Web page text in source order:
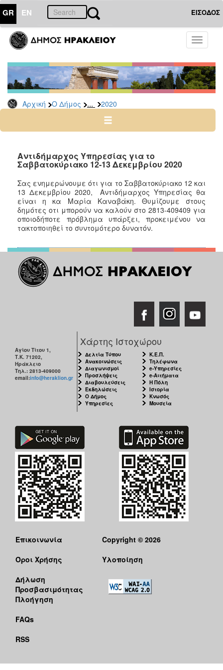
GR EN ΕΙΣΟΔΟΣ
Toggle
Αρχική Ο Δήμος ... 2020
ΔΗΜΟΣ
Δελτία
Τύπου
Αρχείο
2026
2024
2022
2021
2020
2019
2018
2016
2015
2013
ΠΟΛΙΤΙΣΜΟΣ
ΑΝΘΕΚΤΙΚΗ
Αντιδήμαρχος Υπηρεσίας για το
Σαββατοκύριακο 12-13 Δεκεμβρίου 2020
Σας ενημερώνουμε ότι για το Σαββατοκύριακο 12 και
13 Δεκεμβρίου 2020,
Αντιδήμαρχος Υπηρεσίας θα
είναι η κα Μαρία Καναβάκη. Θυμίζουμε στους
δημότες οτι μπορούν να καλούν στο 2813-409409 για
οποιοδήποτε πρόβλημα υπάρξει, προκειμένου να
τακτοποιηθεί το συντομότερο δυνατόν.
Αγίου Τίτου 1,
Τ.Κ. 71202,
Ηράκλειο
Τηλ.: 2813-409000
email:info@heraklion.gr
Χάρτης Ιστοχώρου
Δελτία Τύπου
Ανακοινώσεις
Διαγωνισμοί
Προσλήψεις
Διαβουλεύσεις
Εκδηλώσεις
Ο Δήμος
Υπηρεσίες
Κ.Ε.Π.
Τηλέφωνα
e-Υπηρεσίες
e-Αιτήματα
Η Πόλη
Ιστορία
Κνωσός
Μουσεία
Επικοινωνία
Όροι Χρήσης
Δήλωση
Προσβασιμότητας
Πλοήγηση
FAQs
RSS
Copyright © 2026
Υλοποίηση